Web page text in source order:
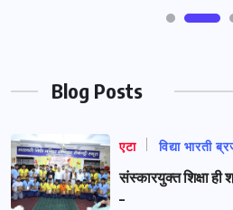
Blog Posts
एटा विद्या भारती
संस्कारयुक्त शिक्षा ही
–